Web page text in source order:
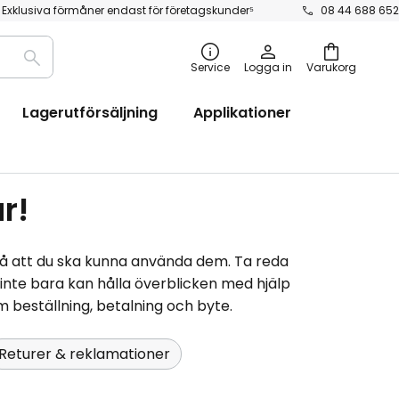
Exklusiva förmåner endast för företagskunder⁵ 08 44 688 652
Varukorg
Sök Service Logga in
Lagerutförsäljning Applikationer
du ska kunna använda dem. Ta reda
bara kan hålla överblicken med hjälp
beställning, betalning och byte.
& reklamationer